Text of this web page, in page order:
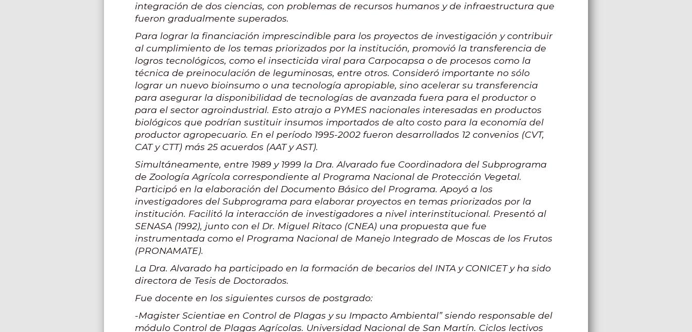
integración de dos ciencias, con problemas de recursos humanos y de infraestructura que
fueron gradualmente superados.
Para lograr la financiación imprescindible para los proyectos de investigación y contribuir
al cumplimiento de los temas priorizados por la institución, promovió la transferencia de
logros tecnológicos, como el insecticida viral para Carpocapsa o de procesos como la
técnica de preinoculación de leguminosas, entre otros. Consideró importante no sólo
lograr un nuevo bioinsumo o una tecnología apropiable, sino acelerar su transferencia
para asegurar la disponibilidad de tecnologías de avanzada fuera para el productor o
para el sector agroindustrial. Esto atrajo a PYMES nacionales interesadas en productos
biológicos que podrían sustituir insumos importados de alto costo para la economía del
productor agropecuario. En el período 1995-2002 fueron desarrollados 12 convenios (CVT,
CAT y CTT) más 25 acuerdos (AAT y AST).
Simultáneamente, entre 1989 y 1999 la Dra. Alvarado fue Coordinadora del Subprograma
de Zoología Agrícola correspondiente al Programa Nacional de Protección Vegetal.
Participó en la elaboración del Documento Básico del Programa. Apoyó a los
investigadores del Subprograma para elaborar proyectos en temas priorizados por la
institución. Facilitó la interacción de investigadores a nivel interinstitucional. Presentó al
SENASA (1992), junto con el Dr. Miguel Ritaco (CNEA) una propuesta que fue
instrumentada como el Programa Nacional de Manejo Integrado de Moscas de los Frutos
(PRONAMATE).
La Dra. Alvarado ha participado en la formación de becarios del INTA y CONICET y ha sido
directora de Tesis de Doctorados.
Fue docente en los siguientes cursos de postgrado:
-Magister Scientiae en Control de Plagas y su Impacto Ambiental” siendo responsable del
módulo Control de Plagas Agrícolas. Universidad Nacional de San Martín. Ciclos lectivos